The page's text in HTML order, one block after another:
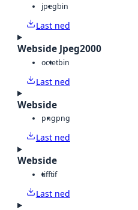
jpegbin
Last ned
Webside Jpeg2000
octetbin
Last ned
Webside
pngpng
Last ned
Webside
tifftif
Last ned